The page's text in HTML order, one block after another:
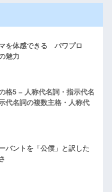
を体感できる パワプロ
魅力
格5 – 人称代名詞・指示代名
代名詞の複数主格・人称代
バントを「公僕」と訳した